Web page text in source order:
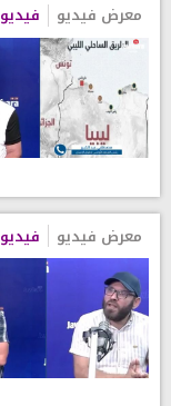
معرض فيديو فيديو
معرض فيديو فيديو